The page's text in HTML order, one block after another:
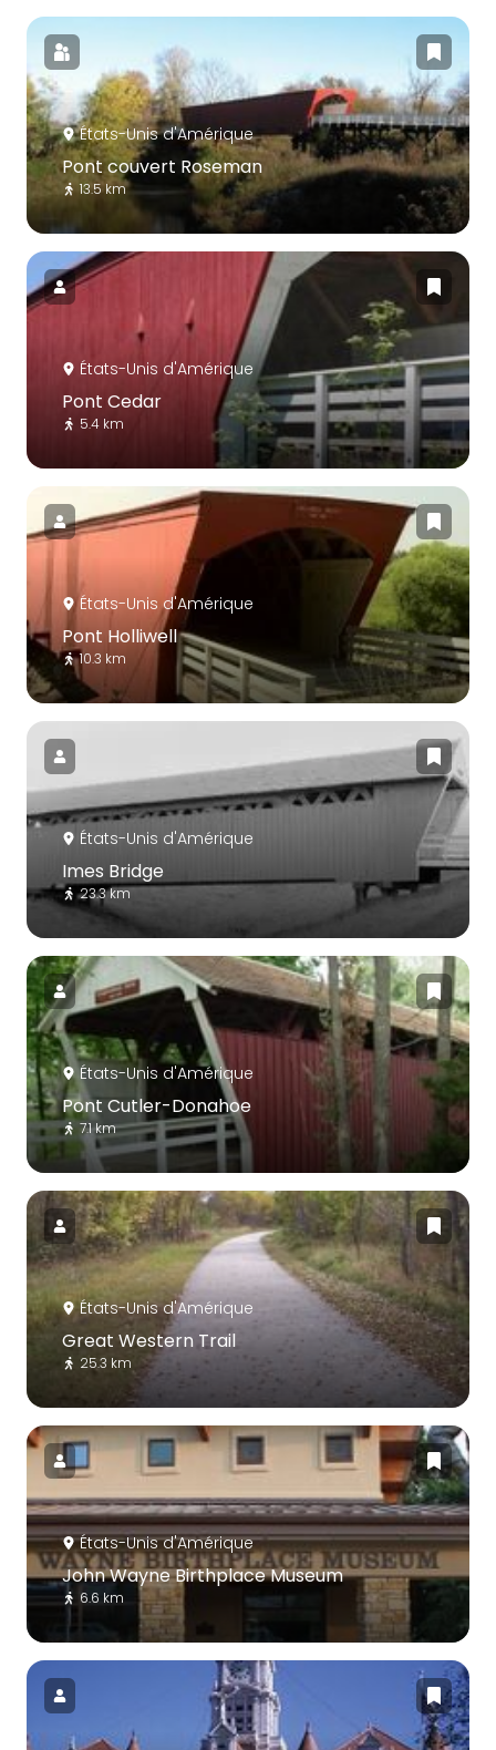
États-Unis d'Amérique
Pont couvert Roseman
13.5 km
États-Unis d'Amérique
Pont Cedar
5.4 km
États-Unis d'Amérique
Pont Holliwell
10.3 km
États-Unis d'Amérique
Imes Bridge
23.3 km
États-Unis d'Amérique
Pont Cutler-Donahoe
7.1 km
États-Unis d'Amérique
Great Western Trail
25.3 km
États-Unis d'Amérique
John Wayne Birthplace Museum
6.6 km